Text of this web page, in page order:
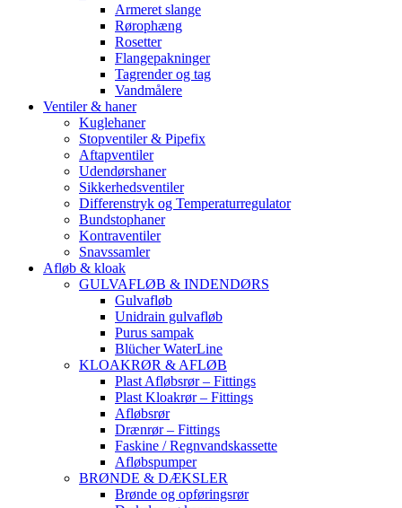
Armeret slange
Rørophæng
Rosetter
Flangepakninger
Tagrender og tag
Vandmålere
Ventiler & haner
Kuglehaner
Stopventiler & Pipefix
Aftapventiler
Udendørshaner
Sikkerhedsventiler
Differenstryk og Temperaturregulator
Bundstophaner
Kontraventiler
Snavssamler
Afløb & kloak
GULVAFLØB & INDENDØRS
Gulvafløb
Unidrain gulvafløb
Purus sampak
Blücher WaterLine
KLOAKRØR & AFLØB
Plast Afløbsrør – Fittings
Plast Kloakrør – Fittings
Afløbsrør
Drænrør – Fittings
Faskine / Regnvandskassette
Afløbspumper
BRØNDE & DÆKSLER
Brønde og opføringsrør